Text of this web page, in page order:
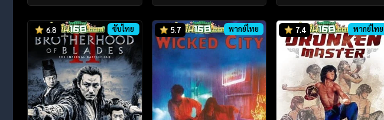
6.8 ซับไทย 5.7 พากย์ไทย 7.4 พากย์ไทย